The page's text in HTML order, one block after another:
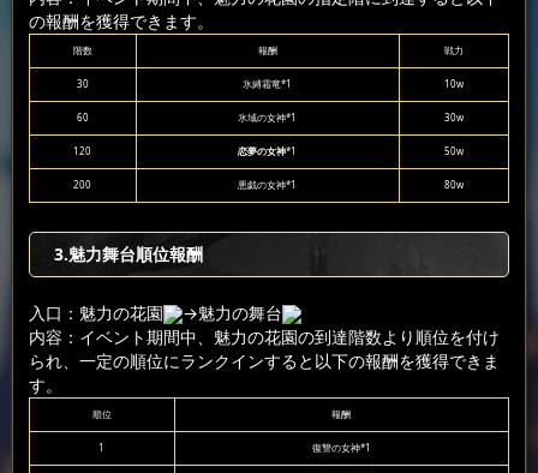
の報酬を獲得できます。
階数 報酬 戦力
30 氷縛霜竜*1 10w
60 氷域の女神*1 30w
120 恋夢の女神*1 50w
200 悪戯の女神*1 80w
3.魅力舞台順位報酬
入口：魅力の花園
→魅力の舞台
内容：イベント期間中、魅力の花園の到達階数より順位を付け
られ、一定の順位にランクインすると以下の報酬を獲得できま
す。
順位 報酬
1 復讐の女神*1